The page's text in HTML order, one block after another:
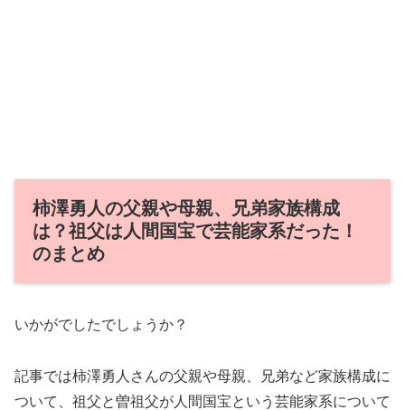
柿澤勇人の父親や母親、兄弟家族構成
は？祖父は人間国宝で芸能家系だった！
のまとめ
いかがでしたでしょうか？
記事では柿澤勇人さんの父親や母親、兄弟など家族構成に
ついて、祖父と曽祖父が人間国宝という芸能家系について